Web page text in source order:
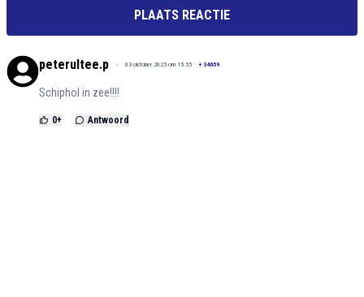
PLAATS REACTIE
peterultee.p 03 oktober 2025 om 15:55 + 34659
Schiphol in zee!!!!
0+ Antwoord